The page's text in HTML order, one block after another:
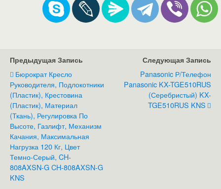
Предыдущая Запись
Бюрократ Кресло
Руководителя, Подлокотники
(пластик), Крестовина
(пластик), Материал
(ткань), Регулировка По
Высоте, Газлифт, Механизм
Качания, Максимальная
Нагрузка 120 Кг, Цвет
Темно-Серый, CH-
808AXSN-G CH-808AXSN-G
KNS
Следующая Запись
Panasonic Р/телефон
Panasonic KX-TGE510RUS
(серебристый) KX-
TGE510RUS KNS